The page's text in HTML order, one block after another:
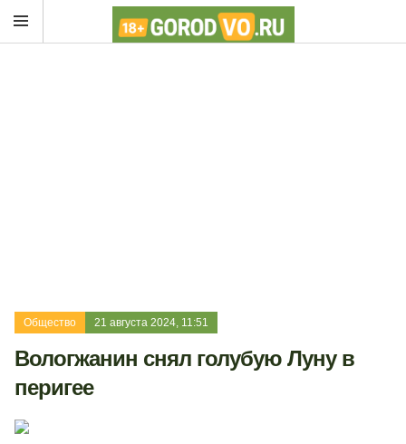
Общество 21 августа 2024, 11:51
Вологжанин снял голубую Луну в
перигее